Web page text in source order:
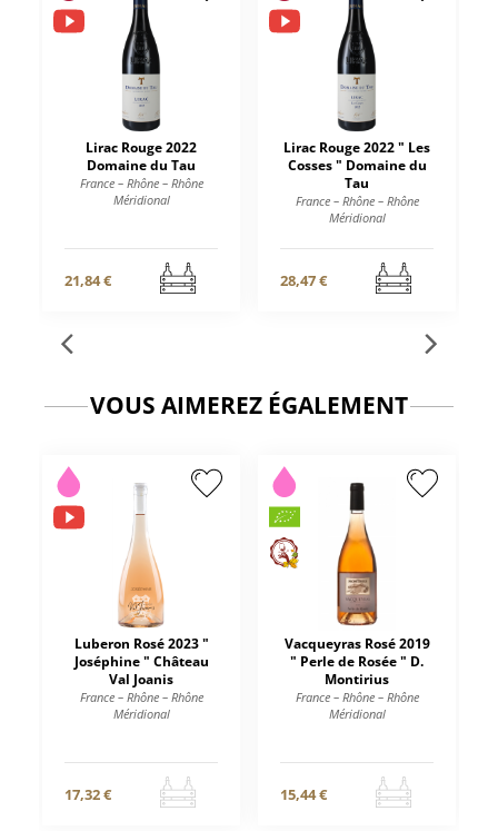
Lirac Rouge 2022
Domaine du Tau
France – Rhône – Rhône
Méridional
21,84 €
Lirac Rouge 2022 " Les
Cosses " Domaine du
Tau
France – Rhône – Rhône
Méridional
28,47 €
VOUS AIMEREZ ÉGALEMENT
Luberon Rosé 2023 "
Joséphine " Château
Val Joanis
France – Rhône – Rhône
Méridional
17,32 €
Vacqueyras Rosé 2019
" Perle de Rosée " D.
Montirius
France – Rhône – Rhône
Méridional
15,44 €